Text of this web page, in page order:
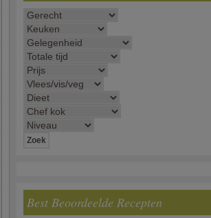
Best Beoordeelde Recepten